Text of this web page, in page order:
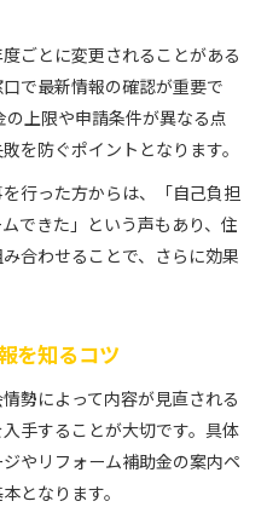
事前準備ポイント
請手続きの流れ
るトラブルと対策
ごとに変更されることがある
で最新情報の確認が重要で
上限や申請条件が異なる点
を防ぐポイントとなります。
行った方からは、「自己負担
できた」という声もあり、住
合わせることで、さらに効果
を知るコツ
勢によって内容が見直される
手することが大切です。具体
やリフォーム補助金の案内ペ
となります。